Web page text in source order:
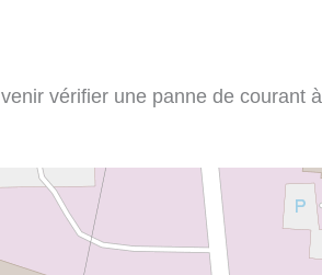
vérifier une panne de courant à